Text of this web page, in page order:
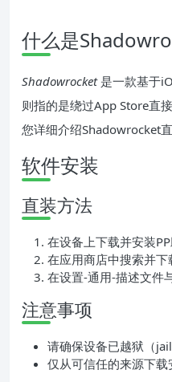
什么是
Shadowrocket是一款基于
则指的是绕过App Store直
您详细介绍Shadowrocket直
软件安装
直装方法
在设备上下载并安装
在应用商店中搜索并
在设置-通用-描述文件
注意事项
请确保设备已越狱（
仅从可信任的来源下载